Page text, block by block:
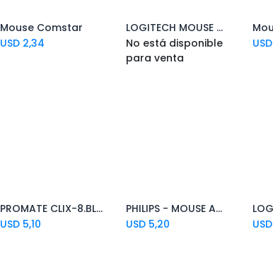
Mouse Comstar
USD 2,34
LOGITECH MOUSE MX ANYWHERE 3 ROSE INAL+BT -- (D)
No está disponible
para venta
USD
PROMATE CLIX-8.BLACK MOUSE INALAMBRICO NEGRO
USD 5,10
PHILIPS - MOUSE AMBIDIESTRO USB SPK7214BS - USB 2.0. 1000DPI.
USD 5,20
USD